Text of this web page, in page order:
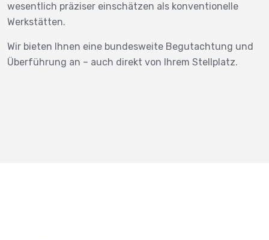
wesentlich präziser einschätzen als konventionelle
Werkstätten.
Wir bieten Ihnen eine bundesweite Begutachtung und
Überführung an – auch direkt von Ihrem Stellplatz.